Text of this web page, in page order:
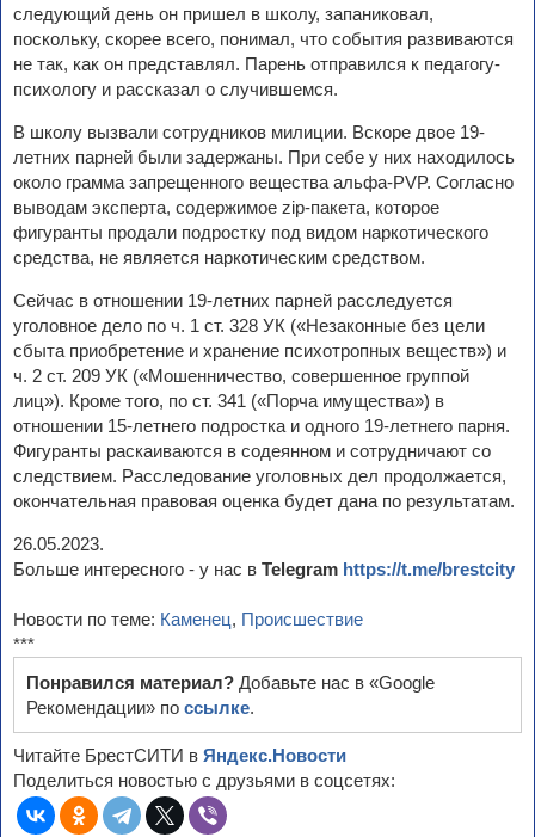
следующий день он пришел в школу, запаниковал,
поскольку, скорее всего, понимал, что события развиваются
не так, как он представлял. Парень отправился к педагогу-
психологу и рассказал о случившемся.
В школу вызвали сотрудников милиции. Вскоре двое 19-
летних парней были задержаны. При себе у них находилось
около грамма запрещенного вещества альфа-PVP. Согласно
выводам эксперта, содержимое zip-пакета, которое
фигуранты продали подростку под видом наркотического
средства, не является наркотическим средством.
Сейчас в отношении 19-летних парней расследуется
уголовное дело по ч. 1 ст. 328 УК («Незаконные без цели
сбыта приобретение и хранение психотропных веществ») и
ч. 2 ст. 209 УК («Мошенничество, совершенное группой
лиц»). Кроме того, по ст. 341 («Порча имущества») в
отношении 15-летнего подростка и одного 19-летнего парня.
Фигуранты раскаиваются в содеянном и сотрудничают со
следствием. Расследование уголовных дел продолжается,
окончательная правовая оценка будет дана по результатам.
26.05.2023.
Больше интересного - у нас в Telegram https://t.me/brestcity
Новости по теме: Каменец, Происшествие
***
Понравился материал? Добавьте нас в «Google
Рекомендации» по ссылке.
Читайте БрестСИТИ в Яндекс.Новости
Поделиться новостью с друзьями в соцсетях: